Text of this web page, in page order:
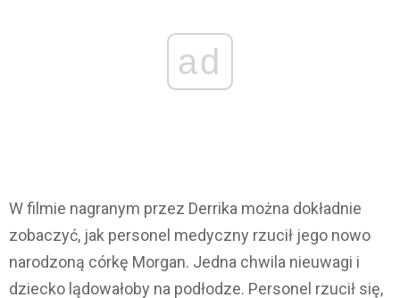
ad
W filmie nagranym przez Derrika można dokładnie
zobaczyć, jak personel medyczny rzucił jego nowo
narodzoną córkę Morgan. Jedna chwila nieuwagi i
dziecko lądowałoby na podłodze. Personel rzucił się,